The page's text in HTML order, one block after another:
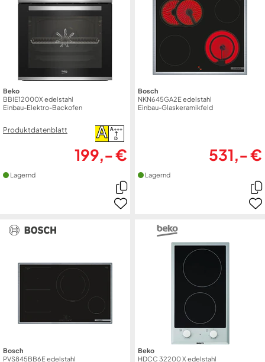
Beko
BBIE12000X edelstahl
Einbau-Elektro-Backofen
Produktdatenblatt
A+++
D
A
199,- €
Lagernd
Bosch
NKN645GA2E edelstahl
Einbau-Glaskeramikfeld
531,- €
Lagernd
Bosch
PVS845BB6E edelstahl
Beko
HDCC 32200 X edelstahl